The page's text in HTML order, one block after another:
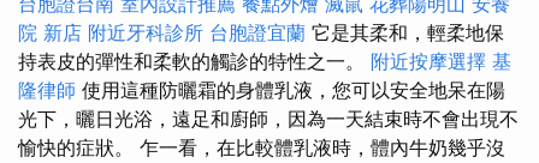
院 新店 附近牙科診所 台胞證宜蘭 它是其柔和，輕柔地保
持表皮的彈性和柔軟的觸診的特性之一。 附近按摩選擇 基
隆律師 使用這種防曬霜的身體乳液，您可以安全地呆在陽
光下，曬日光浴，遠足和廚師，因為一天結束時不會出現不
愉快的症狀。 乍一看，在比較體乳液時，體內牛奶幾乎沒